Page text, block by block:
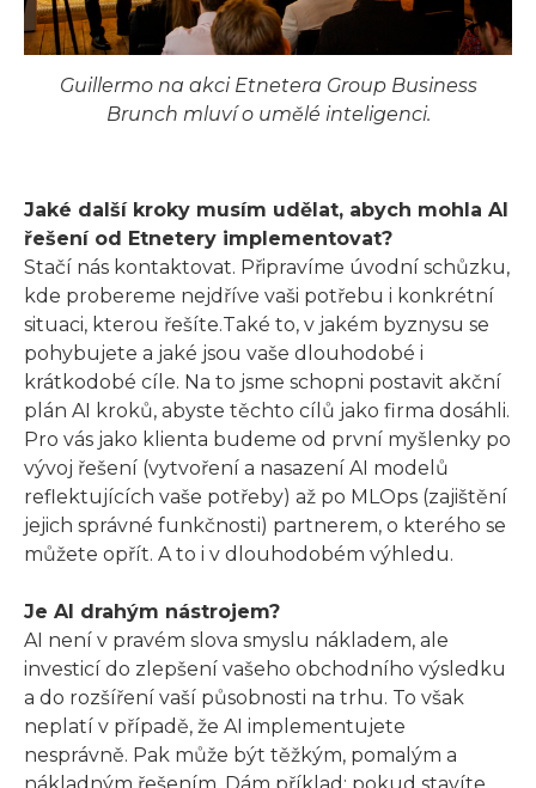
Guillermo na akci Etnetera Group Business
Brunch mluví o umělé inteligenci.
Jaké další kroky musím udělat, abych mohla AI
řešení od Etnetery implementovat?
Stačí nás kontaktovat. Připravíme úvodní schůzku,
kde probereme nejdříve vaši potřebu i konkrétní
situaci, kterou řešíte.Také to, v jakém byznysu se
pohybujete a jaké jsou vaše dlouhodobé i
krátkodobé cíle. Na to jsme schopni postavit akční
plán AI kroků, abyste těchto cílů jako firma dosáhli.
Pro vás jako klienta budeme od první myšlenky po
vývoj řešení (vytvoření a nasazení AI modelů
reflektujících vaše potřeby) až po MLOps (zajištění
jejich správné funkčnosti) partnerem, o kterého se
můžete opřít. A to i v dlouhodobém výhledu.
Je AI drahým nástrojem?
AI není v pravém slova smyslu nákladem, ale
investicí do zlepšení vašeho obchodního výsledku
a do rozšíření vaší působnosti na trhu. To však
neplatí v případě, že AI implementujete
nesprávně. Pak může být těžkým, pomalým a